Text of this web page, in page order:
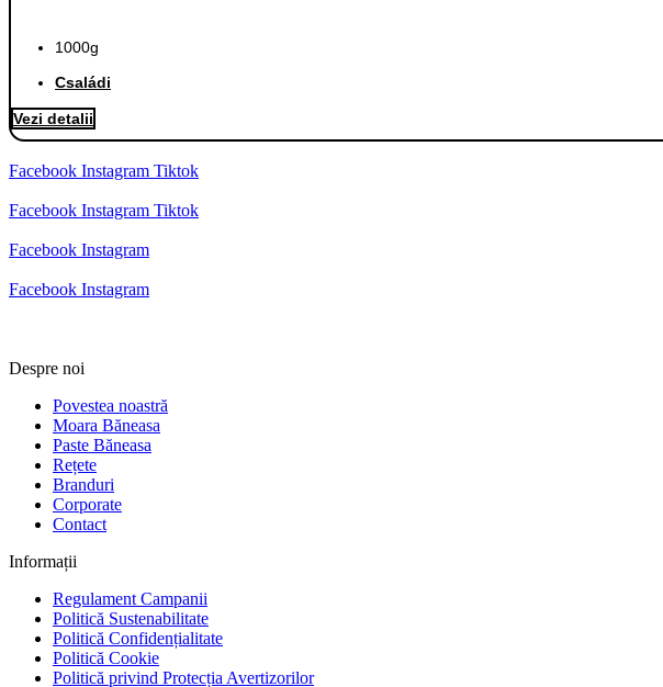
1000g
Családi
Vezi detalii
Facebook Instagram Tiktok
Facebook Instagram Tiktok
Facebook Instagram
Facebook Instagram
Despre noi
Povestea noastră
Moara Băneasa
Paste Băneasa
Rețete
Branduri
Corporate
Contact
Informații
Regulament Campanii
Politică Sustenabilitate
Politică Confidențialitate
Politică Cookie
Politică privind Protecția Avertizorilor